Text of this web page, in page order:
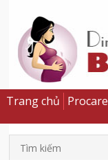
Trang chủ Procare